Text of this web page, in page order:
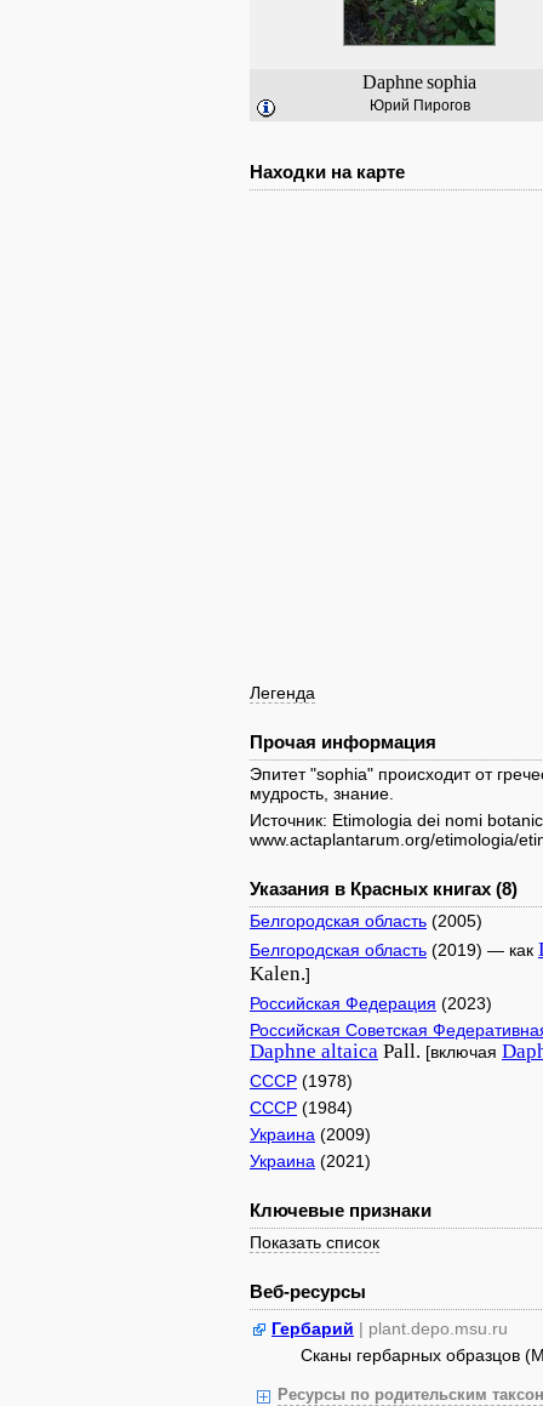
Daphnesophia
Юрий Пирогов
Находки на карте
Легенда
Прочая информация
Эпитет "sophia" происходит от
мудрость, знание.
Источник: Etimologia dei nomi
www.actaplantarum.org/etimologia/
Указания в Красных книгах (8)
Белгородская область (2005)
Белгородская область (2019) — как
Kalen.]
Российская Федерация (2023)
Российская Советская
Daphne altaica Pall. [включая
СССР (1978)
СССР (1984)
Украина (2009)
Украина (2021)
Ключевые признаки
Показать список
Веб-ресурсы
Гербарий | plant.depo.msu.ru
Сканы гербарных образцов
Ресурсы по родительским